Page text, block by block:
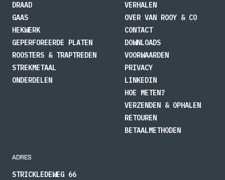
DRAAD
GAAS
HEKWERK
GEPERFOREERDE PLATEN
ROOSTERS & TRAPTREDEN
STREKMETAAL
ONDERDELEN
VERHALEN
OVER VAN ROOY & CO
CONTACT
DOWNLOADS
VOORWAARDEN
PRIVACY
LINKEDIN
HOE METEN?
VERZENDEN & OPHALEN
RETOUREN
BETAALMETHODEN
ADRES
STRICKLEDEWEG 66